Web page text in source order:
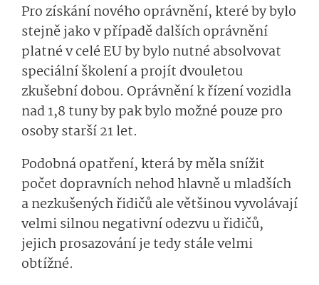
Pro získání nového oprávnění, které by bylo
stejně jako v případě dalších oprávnění
platné v celé EU by bylo nutné absolvovat
speciální školení a projít dvouletou
zkušební dobou. Oprávnění k řízení vozidla
nad 1,8 tuny by pak bylo možné pouze pro
osoby starší 21 let.
Podobná opatření, která by měla snížit
počet dopravních nehod hlavně u mladších
a nezkušených řidičů ale většinou vyvolávají
velmi silnou negativní odezvu u řidičů,
jejich prosazování je tedy stále velmi
obtížné.